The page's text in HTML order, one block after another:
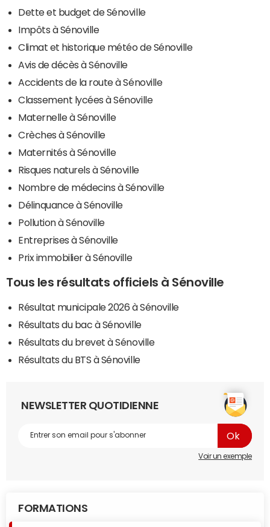
Dette et budget de Sénoville
Impôts à Sénoville
Climat et historique météo de Sénoville
Avis de décès à Sénoville
Accidents de la route à Sénoville
Classement lycées à Sénoville
Maternelle à Sénoville
Crèches à Sénoville
Maternités à Sénoville
Risques naturels à Sénoville
Nombre de médecins à Sénoville
Délinquance à Sénoville
Pollution à Sénoville
Entreprises à Sénoville
Prix immobilier à Sénoville
Tous les résultats officiels à Sénoville
Résultat municipale 2026 à Sénoville
Résultats du bac à Sénoville
Résultats du brevet à Sénoville
Résultats du BTS à Sénoville
NEWSLETTER QUOTIDIENNE
Voir un exemple
FORMATIONS